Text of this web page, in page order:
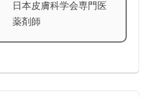
日本皮膚科学会専門医
薬剤師